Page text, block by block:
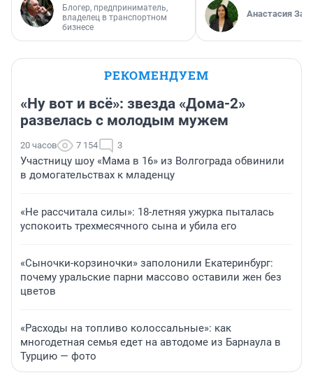
Блогер, предприниматель,
владелец в транспортном
бизнесе
Анастасия
РЕКОМЕНДУЕМ
«Ну вот и всё»: звезда «Дома-2»
развелась с молодым мужем
20 часов 7 154 3
Участницу шоу «Мама в 16» из Волгограда обвинили
в домогательствах к младенцу
«Не рассчитала силы»: 18-летняя ужурка пыталась
успокоить трехмесячного сына и убила его
«Сыночки-корзиночки» заполонили Екатеринбург:
почему уральские парни массово оставили жен без
цветов
«Расходы на топливо колоссальные»: как
многодетная семья едет на автодоме из Барнаула в
Турцию — фото